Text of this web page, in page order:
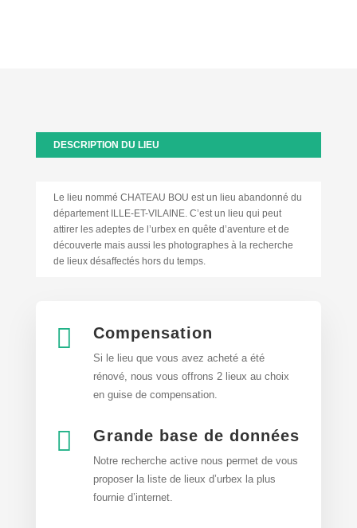
DESCRIPTION DU LIEU
Le lieu nommé CHATEAU BOU est un lieu abandonné du
département ILLE-ET-VILAINE. C’est un lieu qui peut
attirer les adeptes de l’urbex en quête d’aventure et de
découverte mais aussi les photographes à la recherche
de lieux désaffectés hors du temps.
 Compensation
Si le lieu que vous avez acheté a été
rénové, nous vous offrons 2 lieux au choix
en guise de compensation.
 Grande base de données
Notre recherche active nous permet de vous
proposer la liste de lieux d’urbex la plus
fournie d’internet.